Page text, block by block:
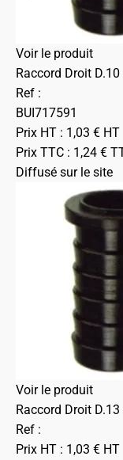
Voir le produit
Raccord Droit
Ref :
BUI717591
Prix HT : 1,03 € HT
Prix TTC : 1,24 €
Diffusé sur le site
Voir le produit
Raccord Droit
Ref :
Prix HT : 1,03 € HT